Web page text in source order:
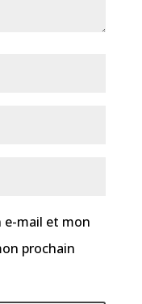
e-mail et mon
prochain